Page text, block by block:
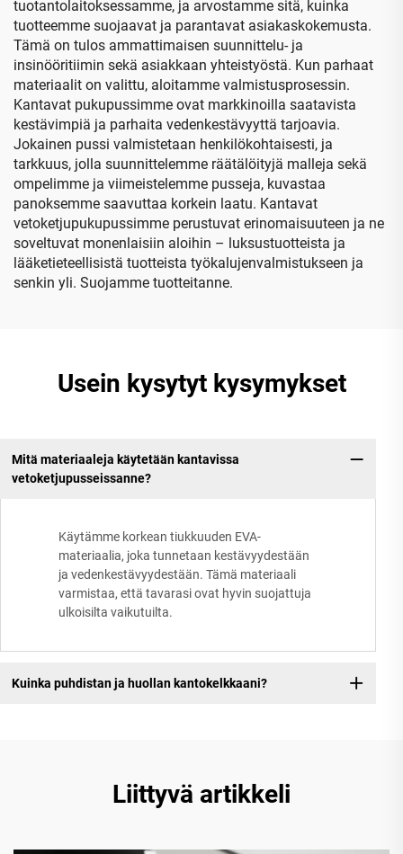
vetoketjuineen
tuotantolaitoksessamme, ja arvostamme sitä, kuinka
tuotteemme suojaavat ja parantavat asiakaskokemusta.
Tämä on tulos ammattimaisen suunnittelu- ja
insinööritiimin sekä asiakkaan yhteistyöstä. Kun parhaat
materiaalit on valittu, aloitamme valmistusprosessin.
Kantavat pukupussimme ovat markkinoilla saatavista
kestävimpiä ja parhaita vedenkestävyyttä tarjoavia.
Jokainen pussi valmistetaan henkilökohtaisesti, ja
tarkkuus, jolla suunnittelemme räätälöityjä malleja sekä
ompelimme ja viimeistelemme pusseja, kuvastaa
panoksemme saavuttaa korkein laatu. Kantavat
vetoketjupukupussimme perustuvat erinomaisuuteen ja ne
soveltuvat monenlaisiin aloihin – luksustuotteista ja
lääketieteellisistä tuotteista työkalujenvalmistukseen ja
senkin yli. Suojamme tuotteitanne.
Usein kysytyt kysymykset
Mitä materiaaleja käytetään kantavissa
vetoketjupusseissanne?
Käytämme korkean tiukkuuden EVA-
materiaalia, joka tunnetaan kestävyydestään
ja vedenkestävyydestään. Tämä materiaali
varmistaa, että tavarasi ovat hyvin suojattuja
ulkoisilta vaikutuilta.
Kuinka puhdistan ja huollan kantokelkkaani?
Liittyvä artikkeli